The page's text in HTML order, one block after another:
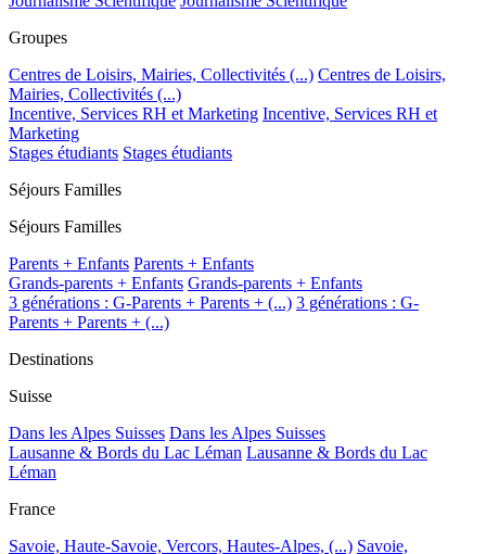
Groupes
Centres de Loisirs, Mairies, Collectivités (...) Centres de Loisirs,
Mairies, Collectivités (...)
Incentive, Services RH et Marketing Incentive, Services RH et
Marketing
Stages étudiants Stages étudiants
Séjours Familles
Séjours Familles
Parents + Enfants Parents + Enfants
Grands-parents + Enfants Grands-parents + Enfants
3 générations : G-Parents + Parents + (...) 3 générations : G-
Parents + Parents + (...)
Destinations
Suisse
Dans les Alpes Suisses Dans les Alpes Suisses
Lausanne & Bords du Lac Léman Lausanne & Bords du Lac
Léman
France
Savoie, Haute-Savoie, Vercors, Hautes-Alpes, (...) Savoie,